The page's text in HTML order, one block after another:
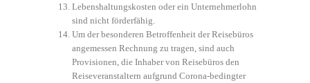
Lebenshaltungskosten oder ein Unternehmerlohn
sind nicht förderfähig.
Um der besonderen Betroffenheit der Reisebüros
angemessen Rechnung zu tragen, sind auch
Provisionen, die Inhaber von Reisebüros den
Reiseveranstaltern aufgrund Corona-bedingter